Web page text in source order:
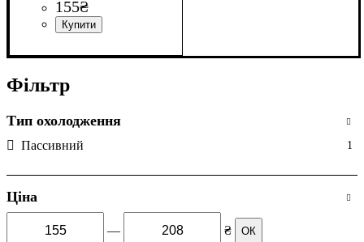
155₴
2835SMD
45SMD
Фільтр
Тип охолодження
Пассивний 1
Ціна
— ₴ ОК